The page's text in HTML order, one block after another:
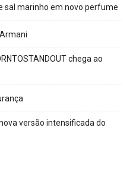
sal marinho em novo perfume
chega ao
versão intensificada do